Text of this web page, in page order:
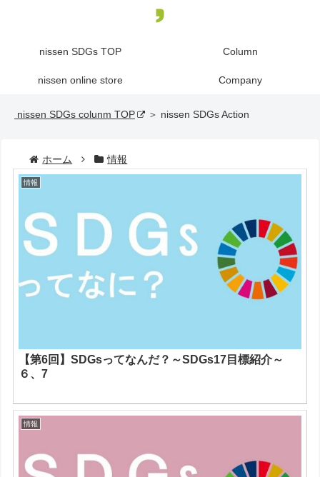
nissen SDGs TOP Column
nissen online store Company
nissen SDGs colunm TOP ＞ nissen SDGs Action
ホーム 情報
情報
【第6回】SDGsってなんだ？～SDGs17目標紹介～
６、7
情報